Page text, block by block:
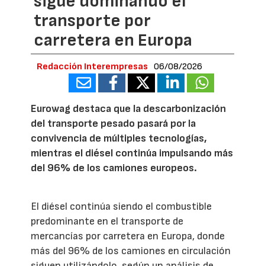
transporte por
carretera en Europa
Redacción Interempresas 06/08/2026
Eurowag destaca que la descarbonización
del transporte pesado pasará por la
convivencia de múltiples tecnologías,
mientras el diésel continúa impulsando más
del 96% de los camiones europeos.
El diésel continúa siendo el combustible
predominante en el transporte de
mercancías por carretera en Europa, donde
más del 96% de los camiones en circulación